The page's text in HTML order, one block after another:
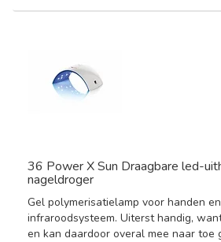
36 Power X Sun Draagbare led-
nageldroger
Gel polymerisatielamp voor handen
infraroodsysteem. Uiterst handig,
en kan daardoor overal mee naar toe